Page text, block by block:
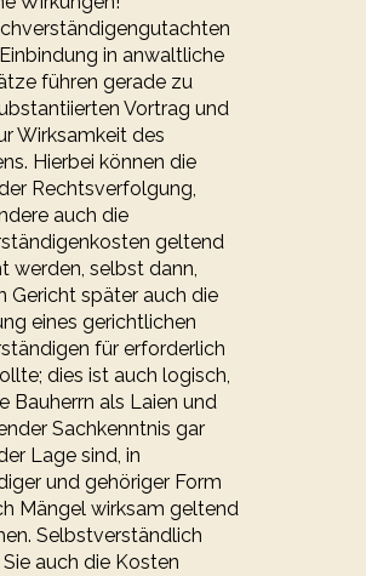
in anwaltliche
führen gerade zu
Vortrag und
Wirksamkeit des
Hierbei können die
Rechtsverfolgung,
auch die
geltend
werden, selbst dann,
Gericht später auch die
eines gerichtlichen
für erforderlich
dies ist auch logisch,
Bauherrn als Laien und
Sachkenntnis gar
Lage sind, in
und gehöriger Form
Mängel wirksam geltend
Selbstverständlich
auch die Kosten